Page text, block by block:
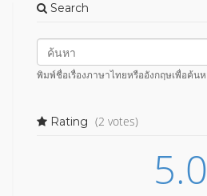
Search
พิมพ์ชื่อเรื่องภาษาไทยหรืออังกฤษเพื่อค้น
Rating (2 votes)